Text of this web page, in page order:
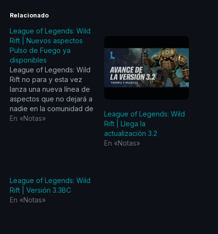
Relacionado
League of Legends: Wild
Rift | Nuevos aspectos
Pulso de Fuego ya
disponibles
League of Legends: Wild
Rift no para y esta vez
lanza una nueva línea de
aspectos que no dejará a
nadie en la comunidad de
jugadores indiferente. Los
Fuego.…
En «Notas»
League of Legends: Wild
Rift | Llega la
actualización 3.2
En «Notas»
League of Legends: Wild
Rift | Versión 3.3BC
En «Notas»